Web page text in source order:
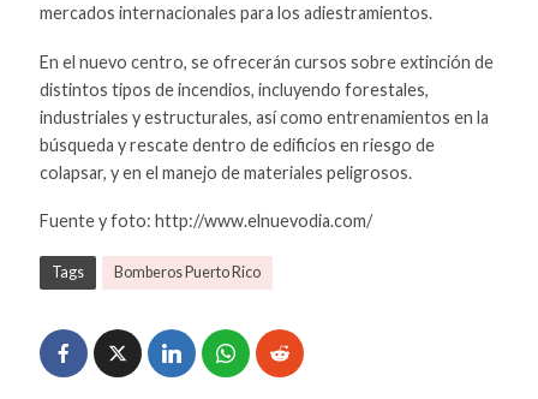
mercados internacionales para los adiestramientos.
En el nuevo centro, se ofrecerán cursos sobre extinción de
distintos tipos de incendios, incluyendo forestales,
industriales y estructurales, así como entrenamientos en la
búsqueda y rescate dentro de edificios en riesgo de
colapsar, y en el manejo de materiales peligrosos.
Fuente y foto: http://www.elnuevodia.com/
Tags Bomberos Puerto Rico